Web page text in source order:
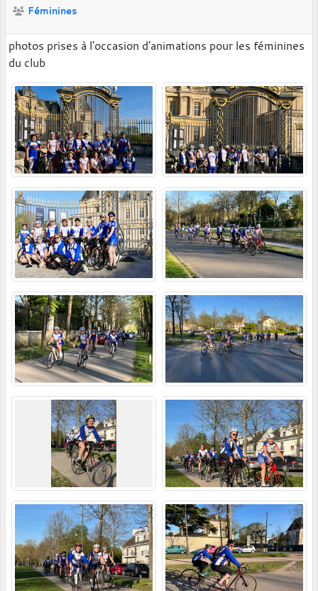
Féminines
photos prises à l'occasion d'animations pour les féminines
du club